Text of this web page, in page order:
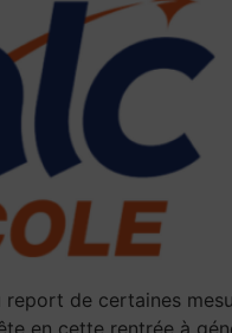
de certaines